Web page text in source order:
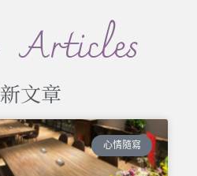
文章
心情隨寫